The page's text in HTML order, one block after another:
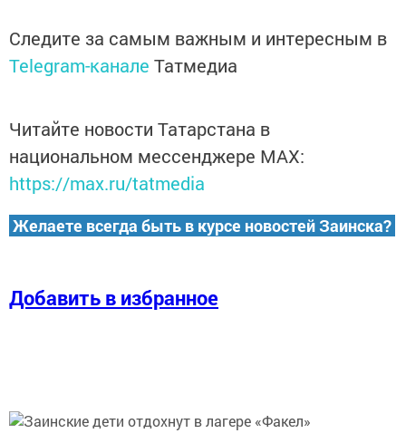
Следите за самым важным и интересным в
Telegram-канале Татмедиа
Читайте новости Татарстана в
национальном мессенджере MАХ:
https://max.ru/tatmedia
Желаете всегда быть в курсе новостей Заинска?
Добавить в избранное